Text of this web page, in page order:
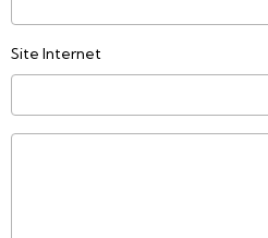
Site Internet